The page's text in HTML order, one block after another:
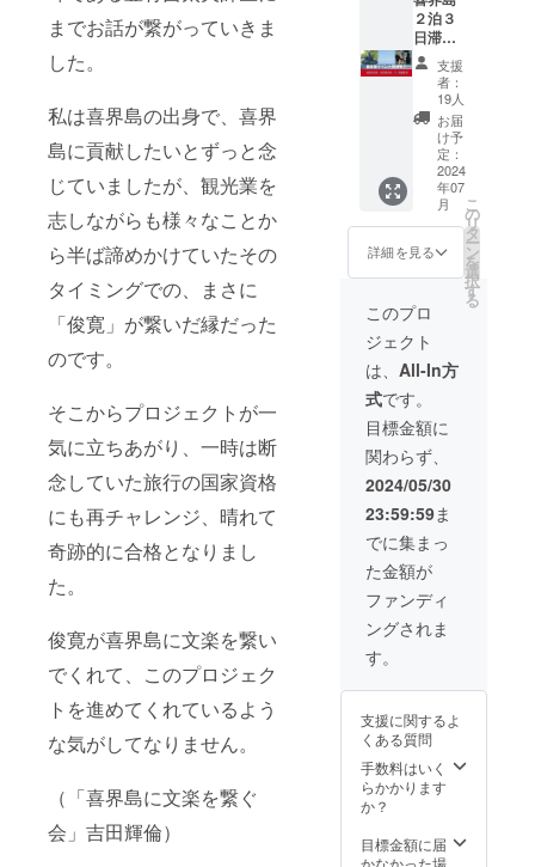
までお話が繋がっていきま
した。
私は喜界島の出身で、喜界
島に貢献したいとずっと念
じていましたが、観光業を
志しながらも様々なことか
ら半ば諦めかけていたその
タイミングでの、まさに
「俊寛」が繋いだ縁だった
のです。
そこからプロジェクトが一
気に立ちあがり、一時は断
念していた旅行の国家資格
にも再チャレンジ、晴れて
奇跡的に合格となりまし
た。
俊寛が喜界島に文楽を繋い
でくれて、このプロジェク
トを進めてくれているよう
な気がしてなりません。
（「喜界島に文楽を繋ぐ
会」吉田輝倫）
糖しか
使用し
ない
ヴィン
テージ
焼酎の
最も古
い2001
年に醸
した希
少品で
す。 名
前：朝
社 所在
地： 〒
891-
6202 鹿
児島県
大島郡
喜界町
湾４１
−１ 電
話番
号：
0997-
65-
1531 お
酒の成
分表示
名称
黒糖(自
産)、米
麹(国産
米) 内容
量
360ml
保存方
を避け
て保管
を、 多
治見焼
陶器に
収めま
した。
永年受
け継が
れた製
法で
じっく
りと醸
し、 甕
容器で
の熟成
が生み
出すほ
のかな
香りと
コクが
楽しめ
る商品
です。
手提げ
箱入り
奥行
(cm)：
21.0 横
(cm)：
22.2 高
さ
(cm)：
28.5 柄
杓・容
ト・
物語』
巻三
「有
王」現
代語訳
しおり
付き 商
２泊３
日滞在
の宿泊
割引券
50%・
お食事
割引券
50%・
特別鑑
賞券を
お渡し
いたし
ます。
・有効
期限：
2024年
7月5
日〜3日
間のみ
有効 ※※
往復の
飛行機
代等、
別途費
用につ
いての
詳細は
事務局
にお問
い合わ
せくだ
さい
支援
者：
19人
お届
け予
定：
2024
年07
月
詳細を見る
こ
の
リ
タ
ー
ン
を
選
択
す
る
このプロ
ジェクト
は、 All-In方
式です。
目標金額に
関わらず、
2024/05/30
23:59:59ま
でに集まっ
た金額が
ファンディ
ングされま
す。
支援に関するよ
くある質問
手数料はいく
らかかります
か？
目標金額に届
かなかった場